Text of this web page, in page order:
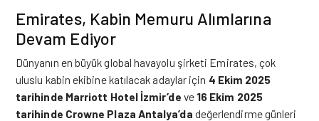
Emirates, Kabin Memuru Alımlarına
Devam Ediyor
Dünyanın en büyük global havayolu şirketi Emirates, çok
uluslu kabin ekibine katılacak adaylar için 4 Ekim 2025
tarihinde Marriott Hotel İzmir’de ve 16 Ekim 2025
tarihinde Crowne Plaza Antalya’da değerlendirme günleri